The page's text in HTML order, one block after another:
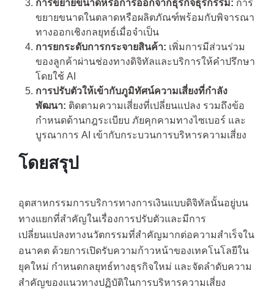
การขยายขนาดหรือการออกจากธุรกิจธุรกรรม: การ
ขยายขนาดในตลาดหรือผลิตภัณฑ์พร้อมกับพิจารณา
ทางออกเชิงกลยุทธ์เมื่อจำเป็น
การยกระดับการกระจายสินค้า: เพิ่มการมีส่วนร่วม
ของลูกค้าผ่านช่องทางดิจิทัลและบริการให้คำปรึกษา
โดยใช้ AI
การปรับตัวให้เข้ากับภูมิทัศน์ความเสี่ยงที่กำลัง
พัฒนา: ติดตามความเสี่ยงที่เปลี่ยนแปลง รวมถึงข้อ
กำหนดด้านกฎระเบียบ ภัยคุกคามทางไซเบอร์ และ
บูรณาการ AI เข้ากับกระบวนการบริหารความเสี่ยง
โดยสรุป
อุตสาหกรรมการบริการทางการเงินแบบดิจิทัลนั้นอยู่บน
ทางแยกที่สำคัญในเรื่องการปรับตัวและมีการ
เปลี่ยนแปลงทางนวัตกรรมที่สำคัญมากต่อความสำเร็จใน
อนาคต ด้วยการเปิดรับความก้าวหน้าของเทคโนโลยีใน
ยุคใหม่ กำหนดกลยุทธ์ทางธุรกิจใหม่ และจัดลำดับความ
สำคัญของแนวทางปฏิบัติในการบริหารความเสี่ยง